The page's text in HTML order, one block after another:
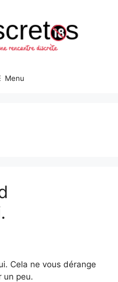
Menu
Cela ne vous dérange
un peu.